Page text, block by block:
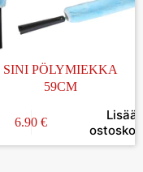
SINI PÖLYMIEKKA
59CM
6.90 €
Lisää